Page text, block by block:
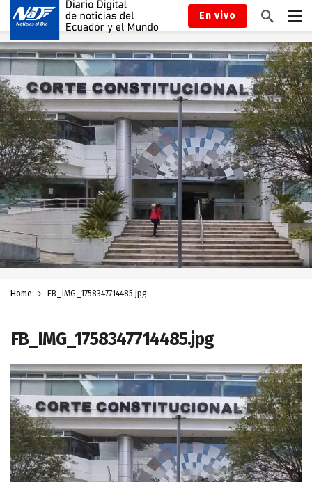
En vivo
Home FB_IMG_1758347714485.jpg
FB_IMG_1758347714485.jpg